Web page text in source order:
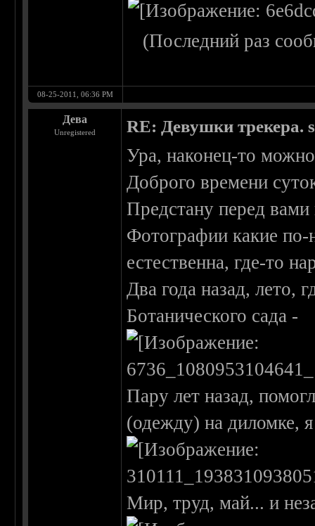
(Последний раз
08-25-2011, 06:36 PM
Дева
Unregistered RE: Девушки трекера.
Ура, наконец-то
Доброго времени
Предстану перед вами
Фотографии какие по-
естественна, где-то
Два года назад, лето,
Ботанического сада -
Пару лет назад,
(одежду) на диломке,
Мир, труд, май... и